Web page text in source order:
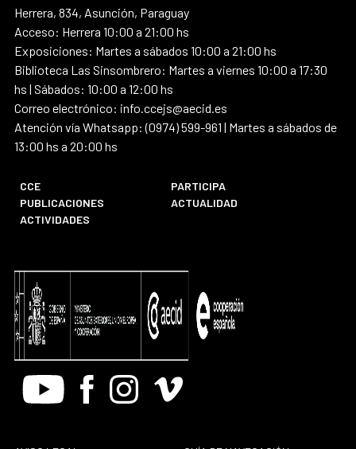
Herrera, 834, Asunción, Paraguay
Acceso: Herrera 10:00 a 21:00 hs
Exposiciones: Martes a sábados 10:00 a 21:00 hs
Biblioteca Las Sinsombrero: Martes a viernes 10:00 a 17:30
hs | Sábados: 10:00 a 12:00 hs
Correo electrónico: info.ccejs@aecid.es
Atención vía Whatsapp: (0974) 599-961 | Martes a sábados de
13:00 hs a 20:00 hs
CCE
PARTICIPA
PUBLICACIONES
ACTUALIDAD
ACTIVIDADES
Youtube FacebookInstagram
Vimeo